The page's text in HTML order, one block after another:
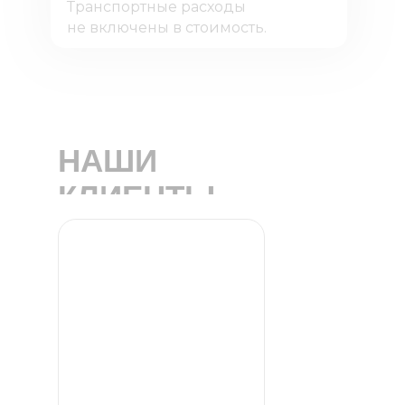
Транспортные расходы
не включены в стоимость.
НАШИ
КЛИЕНТЫ